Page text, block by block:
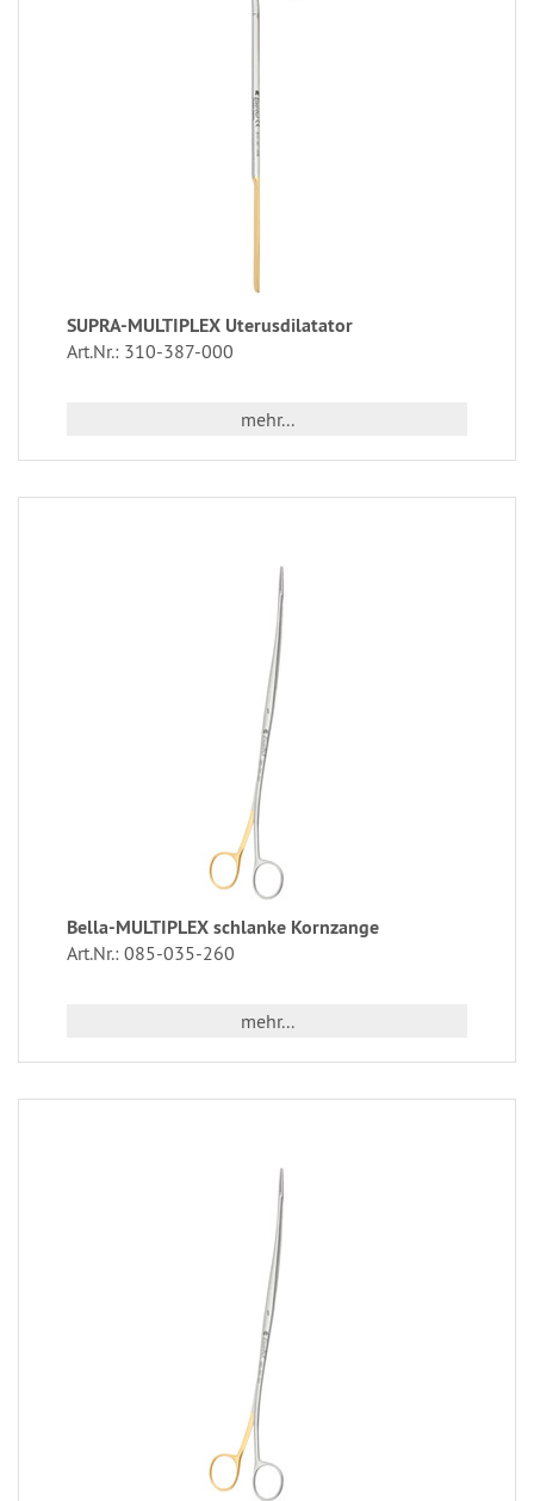
SUPRA-MULTIPLEX Uterusdilatator
Art.Nr.: 310-387-000
mehr...
Bella-MULTIPLEX schlanke Kornzange
Art.Nr.: 085-035-260
mehr...